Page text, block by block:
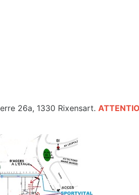
26a, 1330 Rixensart.